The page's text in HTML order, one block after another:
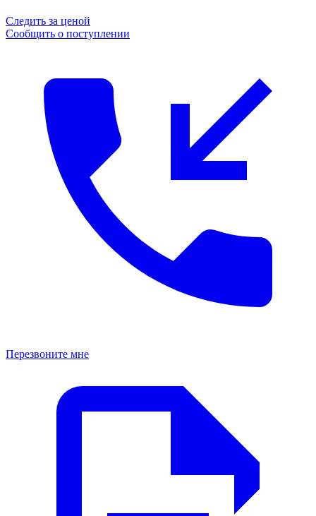
Следить за ценой
Сообщить о поступлении
Перезвоните мне